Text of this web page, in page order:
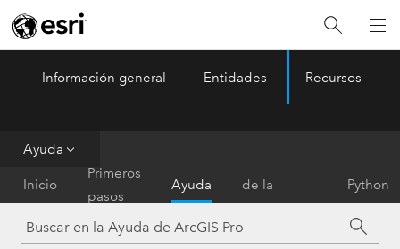
ArcGIS Pro Menu
Información general Entidades Recursos
Ayuda
Inicio
Primeros
pasos
Ayuda
de la
herramienta
Python